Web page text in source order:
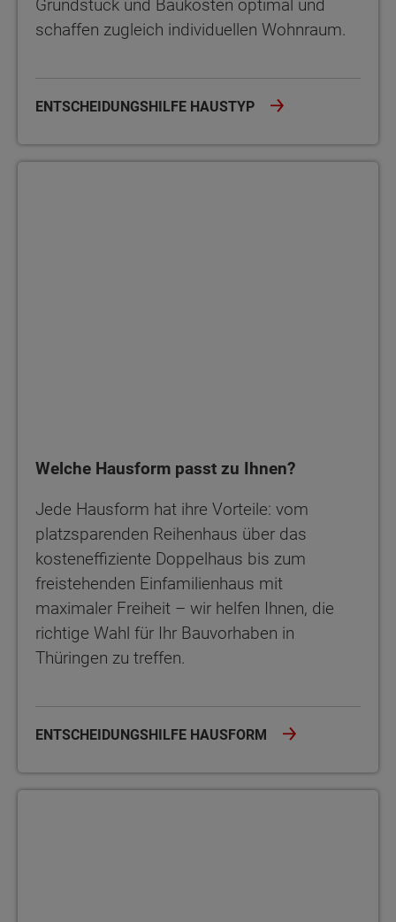
Grundstück und Baukosten optimal und
schaffen zugleich individuellen Wohnraum.
ENTSCHEIDUNGSHILFE HAUSTYP
Welche Hausform passt zu Ihnen?
Jede Hausform hat ihre Vorteile: vom
platzsparenden Reihenhaus über das
kosteneffiziente Doppelhaus bis zum
freistehenden Einfamilienhaus mit
maximaler Freiheit – wir helfen Ihnen, die
richtige Wahl für Ihr Bauvorhaben in
Thüringen zu treffen.
ENTSCHEIDUNGSHILFE HAUSFORM